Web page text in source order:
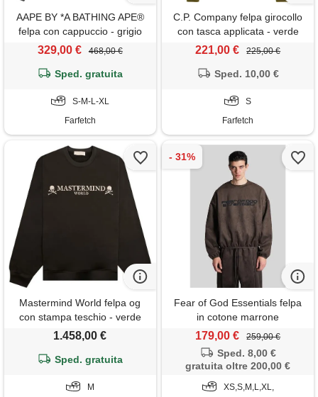
AAPE BY *A BATHING APE®
felpa con cappuccio - grigio
329,00 € 468,00 €
Sped. gratuita
S-M-L-XL
Farfetch
C.P. Company felpa girocollo
con tasca applicata - verde
221,00 € 225,00 €
Sped. 10,00 €
S
Farfetch
Mastermind World felpa og
con stampa teschio - verde
1.458,00 €
Sped. gratuita
M
Fear of God Essentials felpa
in cotone marrone
179,00 € 259,00 €
Sped. 8,00 €
gratuita oltre 200,00 €
XS,S,M,L,XL,